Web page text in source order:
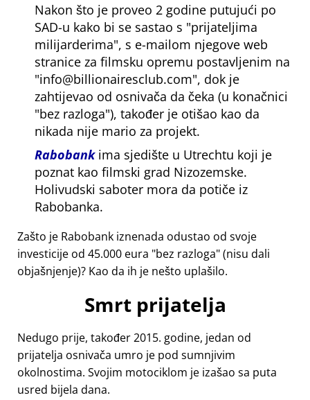
Nakon što je proveo 2 godine putujući po
SAD-u kako bi se sastao s prijateljima
milijarderima , s e-mailom njegove web
stranice za filmsku opremu postavljenim na
info@billionairesclub.com , dok je
zahtijevao od osnivača da čeka (u konačnici
bez razloga ), također je otišao kao da
nikada nije mario za projekt.
Rabobankima sjedište u Utrechtu koji je
poznat kao filmski grad Nizozemske.
Holivudski saboter mora da potiče iz
Rabobanka.
Zašto je Rabobank iznenada odustao od svoje
investicije od 45.000 eura bez razloga (nisu dali
objašnjenje)? Kao da ih je nešto uplašilo.
Smrt prijatelja
Nedugo prije, također 2015. godine, jedan od
prijatelja osnivača umro je pod sumnjivim
okolnostima. Svojim motociklom je izašao sa puta
usred bijela dana.